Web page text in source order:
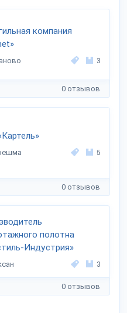
компания
3
0 отзывов
5
0 отзывов
полотна
Индустрия»
3
0 отзывов